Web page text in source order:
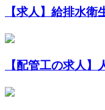
【求人】給排水
【配管工の求人